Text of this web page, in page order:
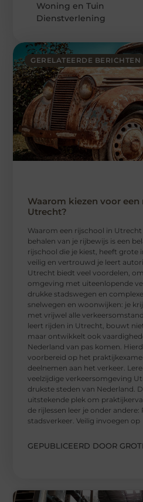
GERELATEERDE BERICHTEN
Waarom kiezen voor een
Utrecht?
Waarom een ​​rijschool in Utrecht
behalen van je rijbewijs is een
rijschool die je kiest, heeft grote
veilig en vertrouwd je leert
Utrecht biedt veel voordelen,
omgeving met uiteenlopende
drukke stadswegen en
snelwegen en woonwijken: je
met vrijwel alle
leert rijden in Utrecht, bouwt
maar ontwikkelt ook
Nederland van pas komen.
voorbereid op het
deelnemen aan het verkeer.
veelzijdige verkeersomgeving
drukste steden van Nederland.
uitstekende plek om
de rijlessen leer je onder andere:
stadsverkeer. Veilig invoegen op
GEPUBLICEERD DOOR
Woning en Tuin
Dienstverlening